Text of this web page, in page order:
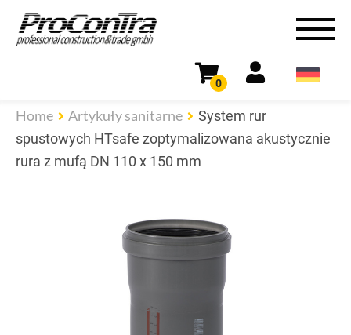
0
Home Artykuły sanitarne
System rur
spustowych HTsafe zoptymalizowana akustycznie
rura z mufą DN 110 x 150 mm